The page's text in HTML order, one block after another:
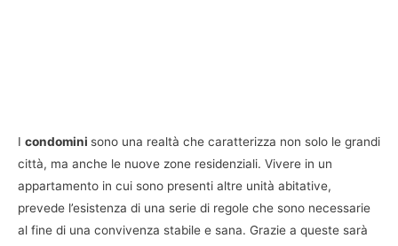
I condomini sono una realtà che caratterizza non solo le grandi
città, ma anche le nuove zone residenziali. Vivere in un
appartamento in cui sono presenti altre unità abitative,
prevede l’esistenza di una serie di regole che sono necessarie
al fine di una convivenza stabile e sana. Grazie a queste sarà